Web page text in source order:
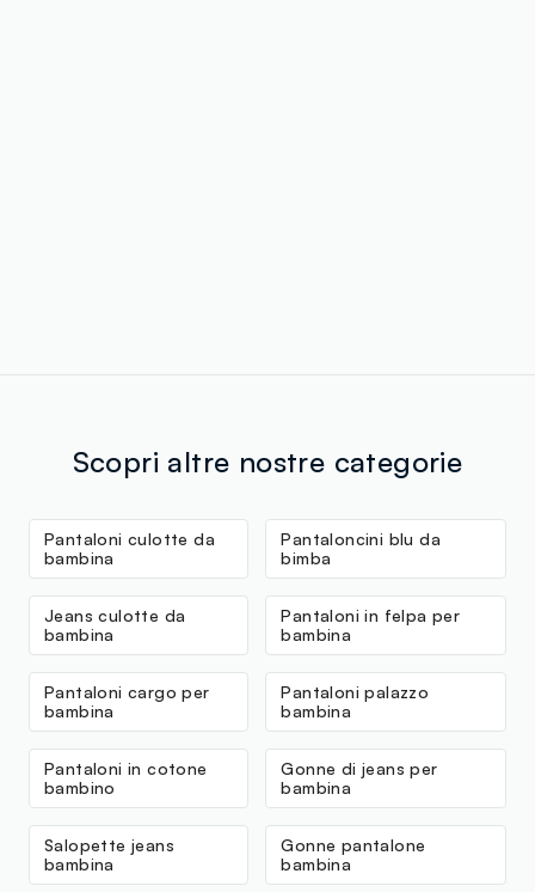
Scopri altre nostre categorie
Pantaloni culotte da
bambina
Pantaloncini blu da
bimba
Jeans culotte da
bambina
Pantaloni in felpa per
bambina
Pantaloni cargo per
bambina
Pantaloni palazzo
bambina
Pantaloni in cotone
bambino
Gonne di jeans per
bambina
Salopette jeans
bambina
Gonne pantalone
bambina